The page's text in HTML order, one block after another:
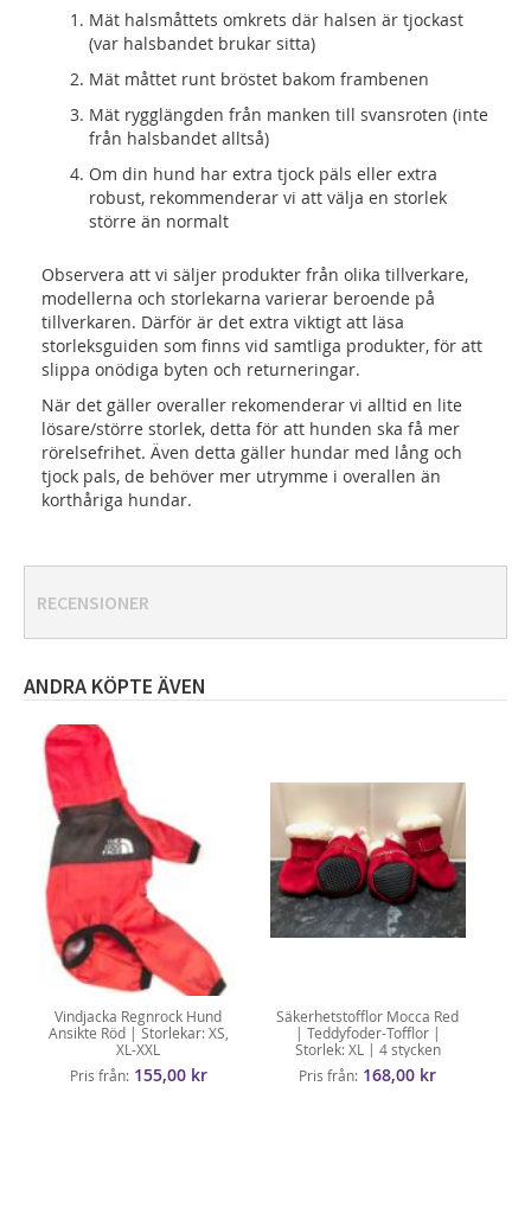
Mät halsmåttets omkrets där halsen är tjockast
(var halsbandet brukar sitta)
Mät måttet runt bröstet bakom frambenen
Mät rygglängden från manken till svansroten (inte
från halsbandet alltså)
Om din hund har extra tjock päls eller extra
robust, rekommenderar vi att välja en storlek
större än normalt
Observera att vi säljer produkter från olika tillverkare,
modellerna och storlekarna varierar beroende på
tillverkaren. Därför är det extra viktigt att läsa
storleksguiden som finns vid samtliga produkter, för att
slippa onödiga byten och returneringar.
När det gäller overaller rekomenderar vi alltid en lite
lösare/större storlek, detta för att hunden ska få mer
rörelsefrihet. Även detta gäller hundar med lång och
tjock pals, de behöver mer utrymme i overallen än
korthåriga hundar.
RECENSIONER
ANDRA KÖPTE ÄVEN
Vindjacka Regnrock Hund
Ansikte Röd | Storlekar: XS,
XL-XXL
Pris från 155,00 kr
Säkerhetstofflor Mocca Red
| Teddyfoder-Tofflor |
Storlek: XL | 4 stycken
Pris från 168,00 kr